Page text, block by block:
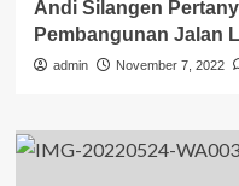
Andi Silangen
Pembangunan Jalan
admin November 7, 2022